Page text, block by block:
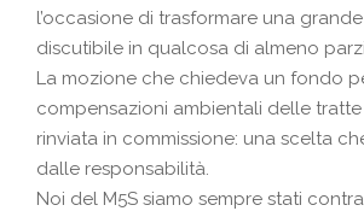
l’occasione di trasformare una
discutibile in qualcosa di almeno
La mozione che chiedeva un fondo
compensazioni ambientali delle tratte
rinviata in commissione: una scelta
dalle responsabilità.
Noi del M5S siamo sempre stati